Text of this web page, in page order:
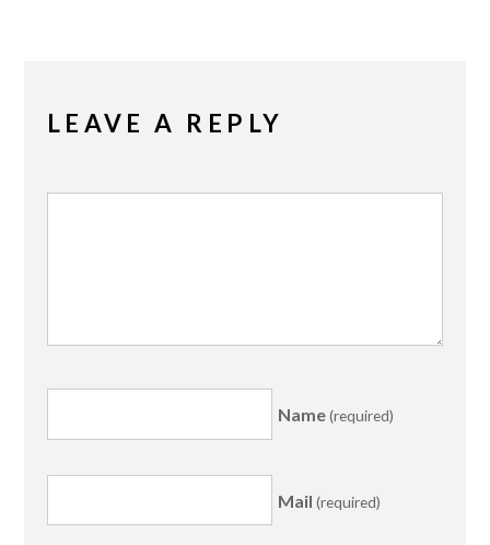
LEAVE A REPLY
Name(required)
Mail (required)